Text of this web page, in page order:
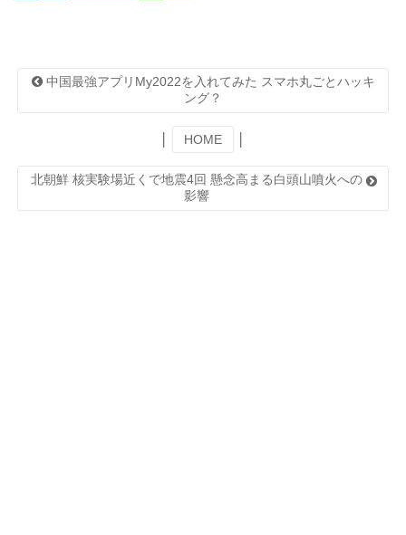
中国最強アプリMy2022を入れてみた スマホ丸ごとハッキ
ング？
HOME
北朝鮮 核実験場近くで地震4回 懸念高まる白頭山噴火への
影響